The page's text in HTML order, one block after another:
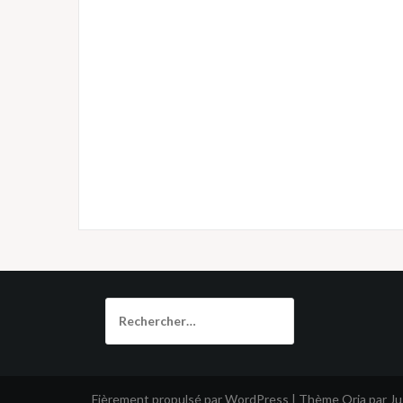
Fièrement propulsé par WordPress | Thème Oria par